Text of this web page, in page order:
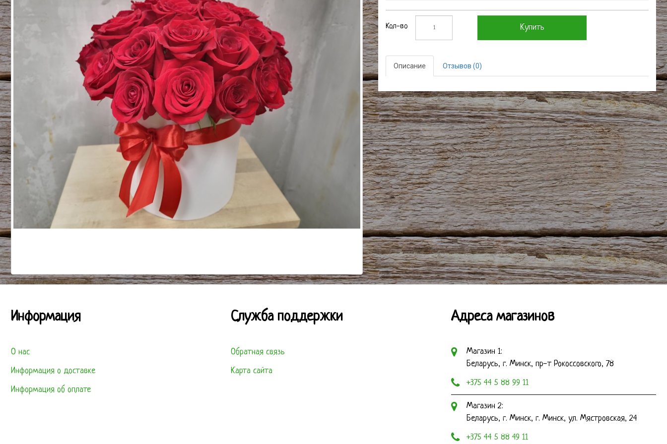
Кол-во Купить
Описание Отзывов (0)
Информация
О нас
Информация о доставке
Информация об оплате
Служба поддержки
Обратная связь
Карта сайта
Адреса магазинов
Магазин 1:
Беларусь, г. Минск, пр-т Рокоссовского, 78
+375 44 5 88 99 11
Магазин 2:
Беларусь, г. Минск, г. Минск, ул. Мястровская, 24
+375 44 5 88 49 11